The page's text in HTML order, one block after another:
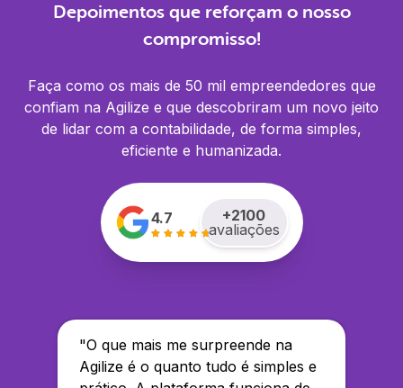
Depoimentos que reforçam o nosso
compromisso!
Faça como os mais de 50 mil empreendedores que
confiam na Agilize e que descobriram um novo jeito
de lidar com a contabilidade, de forma simples,
eficiente e humanizada.
4.7 +2100
avaliações
"O que mais me surpreende na
Agilize é o quanto tudo é simples e